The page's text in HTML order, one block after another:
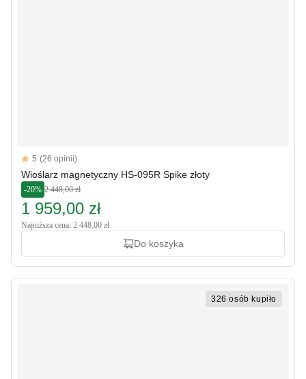
Reviews
5 out of 5 stars
5 (26 opinii)
Wioślarz magnetyczny HS-095R Spike złoty
-20% 2 448,00 zł
1 959,00 zł
Najniższa cena: 2 448,00 zł
Do koszyka
326 osób kupiło